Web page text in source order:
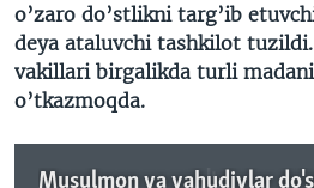
o’zaro do’stlikni targ’ib
deya ataluvchi tashkilot
vakillari birgalikda turli
o’tkazmoqda.